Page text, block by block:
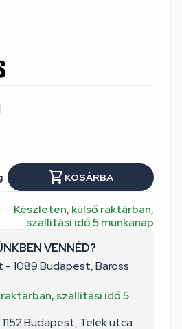
Készleten, külső raktárban,
szállítási idő 5 munkanap
VENNÉD?
- 1089 Budapest, Baross
szállítási idő 5
Budapest, Telek utca
KOSÁRBA